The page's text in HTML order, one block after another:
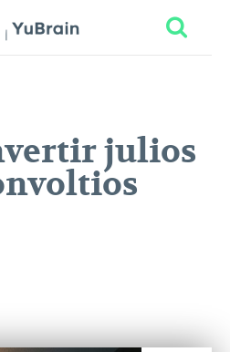
julios